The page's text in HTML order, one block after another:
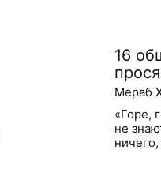
16
Мераб
«Горе,
не